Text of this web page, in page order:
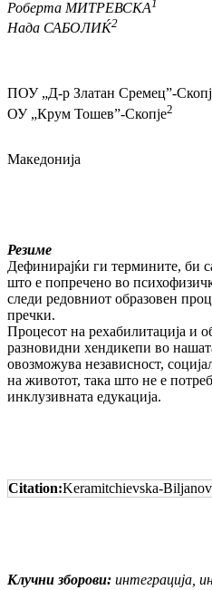
Роберта МИТРЕВСКА1
Нада САБОЛИЌ2
ПОУ „Д-р Златан Сремец”-
ОУ „Крум Тошев”-Скопје2
Македонија
Резиме
Дефинирајќи ги термините, би
што е попречено во
следи редовниот образовен
пречки.
Процесот на рехабилитација и
разновидни хендикепи во
овозможува независност,
на животот, така што не е
инклузивната едукација.
Citation:Keramitchievska-
Клучни зборови: интеграција,